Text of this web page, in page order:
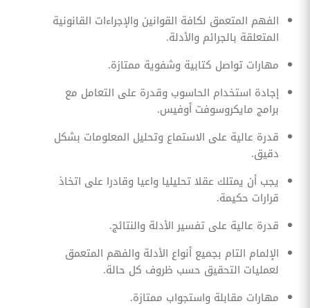
الفهم المتعمق لكافة القوانين والإجراءات القانونية
المتعلقة بالجرائم والأدلة.
مهارات تواصل كتابية وشفوية ممتازة.
إجادة استخدام الحاسوب وقدرة على التعامل مع
برامج مايكروسوفت أوفيس.
قدرة عالية على الاستماع وتحليل المعلومات بشكل
دقيق.
يجب أن يمتلك عقلا تحليليا واعيا وقادرا على اتخاذ
قرارات حكيمة.
قدرة عالية على تفسير الأدلة والنتائج.
الإلمام التام بجميع أنواع الأدلة والفهم المتعمق
لعمليات التحقيق حسب ظروف كل حالة.
مهارات مقابلة واستجواب ممتازة.